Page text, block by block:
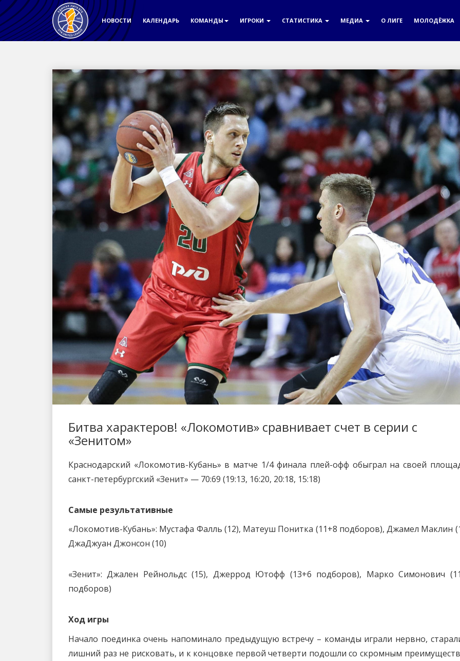
НОВОСТИ КАЛЕНДАРЬ КОМАНДЫ ИГРОКИ СТАТИСТИКА МЕДИА О ЛИГЕ МОЛОДЁЖКА
Битва характеров! «Локомотив» сравнивает счет в серии с
«Зенитом»
Краснодарский «Локомотив-Кубань» в матче 1/4 финала плей-офф обыграл на своей
санкт-петербургский «Зенит» — 70:69 (19:13, 16:20, 20:18, 15:18)
Самые результативные
«Локомотив-Кубань»: Мустафа Фалль (12), Матеуш Понитка (11+8 подборов), Джамел Маклин
ДжаДжуан Джонсон (10)
«Зенит»: Джален Рейнольдс (15), Джеррод Ютофф (13+6 подборов), Марко Симонович
подборов)
Ход игры
Начало поединка очень напоминало предыдущую встречу – команды играли нервно,
лишний раз не рисковать, и к концовке первой четверти подошли со скромным